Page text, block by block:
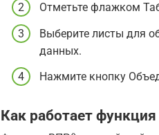
Отметьте флажком
Выберите листы для
данных.
Нажмите кнопку
Как работает